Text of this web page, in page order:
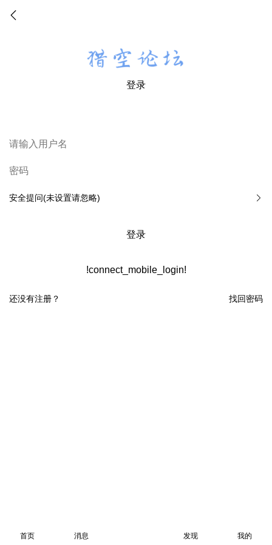
登录
安全提问(未设置请忽略)
登录
!connect_mobile_login!
找回密码
还没有注册？
首页 消息 发现 我的